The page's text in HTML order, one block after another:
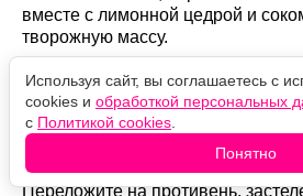
вместе с лимонной цедрой и
творожную массу.
Всыпьте муку с разрыхлителем и
тесто. Разделите его на 16
сформируйте круглые булочки и
Переложите на противень,
Используя сайт, вы соглашаетесь с
cookies и обработкой персональных
с Политикой cookies
Понятно